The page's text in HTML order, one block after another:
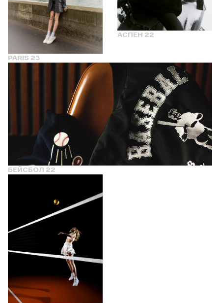
PARIS 23
АСПЕН 22
БЕЙСБОЛ 22